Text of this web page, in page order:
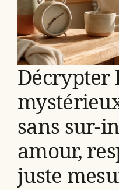
Décrypter
sans sur-
amour,
juste